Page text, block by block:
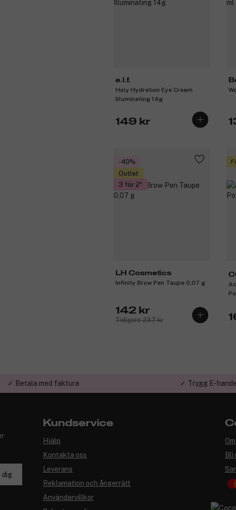
e.l.f.
Holy Hydration Eye Cream
Illuminating 14g
149 kr
-40%
Outlet
3 för 2
LH Cosmetics
Infinity Brow Pen Taupe 0,07 g
142 kr
Tidigare 237 kr
✓ Betala med faktura ✓ Trygg E-handel
dig
Kundservice
Hjälp
Kontakta oss
Leverans
Reklamation och ångerrätt
Användarvillkor
Bli